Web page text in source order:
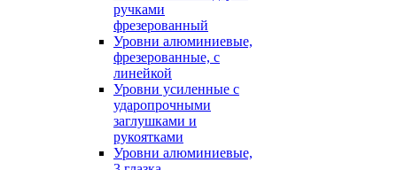
ручками
фрезерованный
Уровни алюминиевые,
фрезерованные, с
линейкой
Уровни усиленные с
ударопрочными
заглушками и
рукоятками
Уровни алюминиевые,